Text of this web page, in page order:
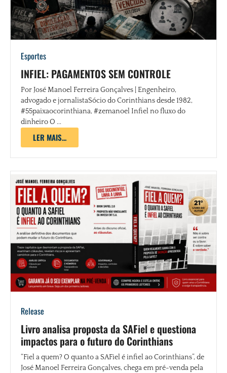
Esportes
INFIEL: PAGAMENTOS SEM CONTROLE
Por José Manoel Ferreira Gonçalves | Engenheiro,
advogado e jornalistaSócio do Corinthians desde 1982,
#55paixaocorinthiana, #zemanoel Infiel no fluxo do
dinheiro O ...
LER MAIS...
Release
Livro analisa proposta da SAFiel e questiona
impactos para o futuro do Corinthians
“Fiel a quem? O quanto a SAFiel é infiel ao Corinthians”, de
José Manoel Ferreira Gonçalves, chega em pré-venda pela